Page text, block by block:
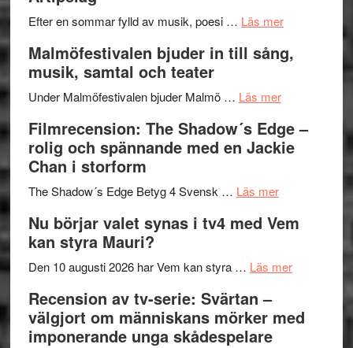
genrens
terräng
på
Efter en sommar fylld av musik, poesi … Läs merom
Endre,
Roland
Pöntinen
Scensommar
Artipelag
Malmöfestivalen bjuder in till sång,
musik, samtal och teater
Under Malmöfestivalen bjuder Malmö … Läs merom
bjuder
in
samtal
teater
Filmrecension: The Shadow´s Edge –
rolig och spännande med en Jackie
Chan i storform
The Shadow´s Edge Betyg 4 Svensk … Läs merom
The
´s
rolig
Nu börjar valet synas i tv4 med Vem
kan styra Mauri?
Den 10 augusti 2026 har Vem kan styra … Läs merom
valet
Recension av tv-serie: Svärtan –
välgjort om människans mörker med
imponerande unga skådespelare